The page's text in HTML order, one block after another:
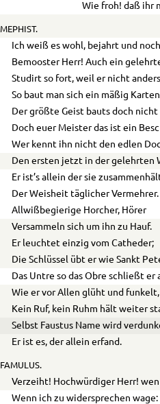
Wie froh! daß ihr
MEPHIST.
Ich weiß es wohl, bejahrt und
Bemooster Herr! Auch ein
Studirt so fort, weil er nicht
So baut man sich ein mäßig
Der größte Geist bauts doch nicht
Doch euer Meister das ist ein
Wer kennt ihn nicht den edlen
Den ersten jetzt in der gelehrten
Er ist’s allein der sie
Der Weisheit täglicher Vermehrer.
Allwißbegierige Horcher, Hörer
Versammeln sich um ihn zu Hauf.
Er leuchtet einzig vom Catheder;
Die Schlüssel übt er wie Sankt
Das Untre so das Obre schließt er
Wie er vor Allen glüht und funkelt,
Kein Ruf, kein Ruhm hält weiter
Selbst Faustus Name wird
Er ist es, der allein erfand.
FAMULUS.
Verzeiht! Hochwürdiger Herr!
Wenn ich zu widersprechen wage: